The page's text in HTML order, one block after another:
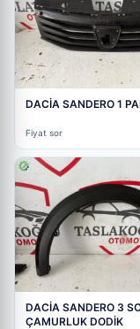
DACİA SANDERO 1
Fiyat sor
DACİA SANDERO 3
ÇAMURLUK DODİK